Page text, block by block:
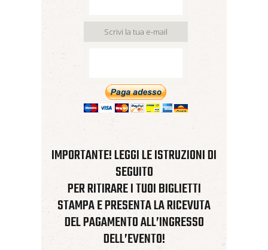
Scrivi la tua e-mail
IMPORTANTE! LEGGI LE ISTRUZIONI DI
SEGUITO
PER RITIRARE I TUOI BIGLIETTI
STAMPA E PRESENTA LA RICEVUTA
DEL PAGAMENTO ALL’INGRESSO
DELL’EVENTO!